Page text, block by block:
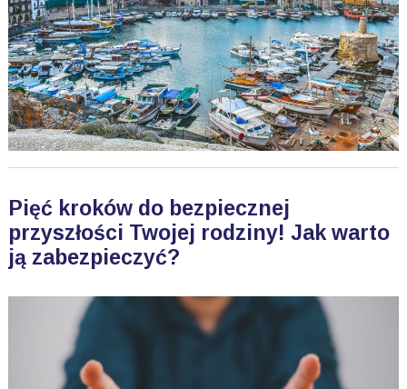
Pięć kroków do bezpiecznej
przyszłości Twojej rodziny! Jak warto
ją zabezpieczyć?